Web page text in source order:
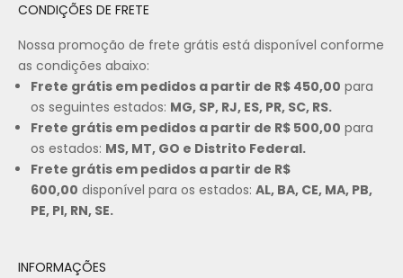
CONDIÇÕES DE FRETE
Nossa promoção de frete grátis está disponível conforme
as condições abaixo:
Frete grátis em pedidos a partir de R$ 450,00 para
os seguintes estados: MG, SP, RJ, ES, PR, SC, RS.
Frete grátis em pedidos a partir de R$ 500,00 para
os estados: MS, MT, GO e Distrito Federal.
Frete grátis em pedidos a partir de R$
600,00 disponível para os estados: AL, BA, CE, MA, PB,
PE, PI, RN, SE.
INFORMAÇÕES